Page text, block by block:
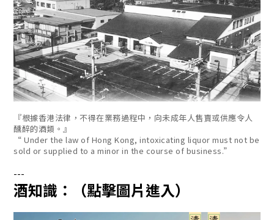
『根據香港法律，不得在業務過程中，向未成年人售賣或供應令人
醺醉的酒類。』
“ Under the law of Hong Kong, intoxicating liquor must not be
sold or supplied to a minor in the course of business.”
---
酒知識：（點擊圖片進入）